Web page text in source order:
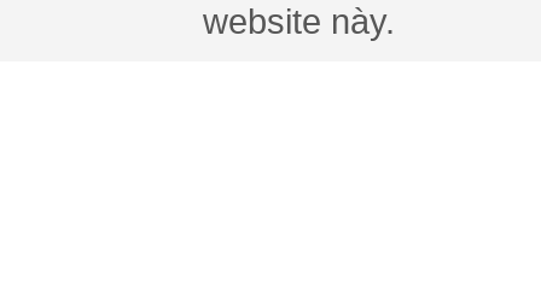
website này.